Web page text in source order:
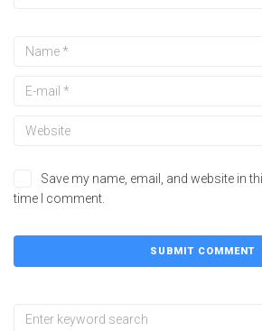
Save my name, email, and website in
time I comment.